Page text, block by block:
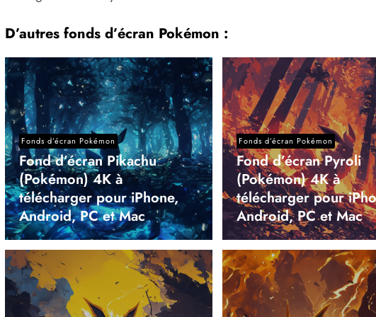
D’autres fonds d’écran Pokémon :
Fonds d’écran Pokémon
Fond d’écran Pikachu
(Pokémon) 4K à
télécharger pour iPhone,
Android, PC et Mac
Fonds d’écran Pokémon
Fond d’écran Pyroli
(Pokémon) 4K à
télécharger pour
Android, PC et Mac